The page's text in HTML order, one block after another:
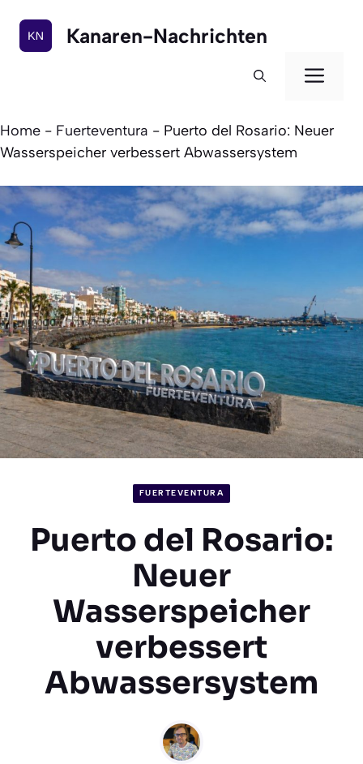
Inhalt
springen
Kanaren-Nachrichten
Home - Fuerteventura - Puerto del Rosario: Neuer
Wasserspeicher verbessert Abwassersystem
FUERTEVENTURA
Puerto del Rosario:
Neuer
Wasserspeicher
verbessert
Abwassersystem